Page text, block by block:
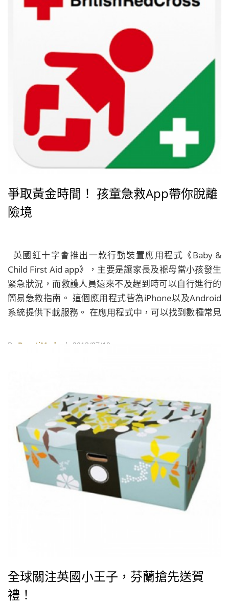
爭取黃金時間！ 孩童急救App帶你脫離
險境
英國紅十字會推出一款行動裝置應用程式《Baby &
Child First Aid app》，主要是讓家長及褓母當小孩發生
緊急狀況，而救護人員還來不及趕到時可以自行進行的
簡易急救指南。 這個應用程式皆為iPhone以及Android
系統提供下載服務。 在應用程式中，可以找到數種常見
方式的影片，清晰易懂，幫助家長和褓母能夠在第一時
By BeautiMode | 2013/07/19
全球關注英國小王子，芬蘭搶先送賀
禮！